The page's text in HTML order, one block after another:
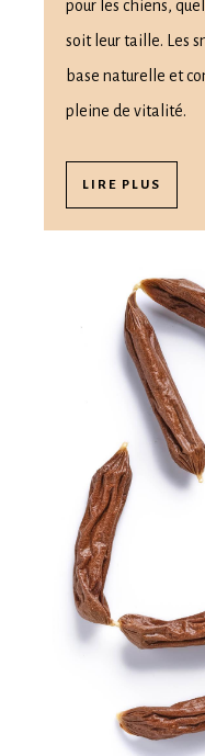
pour les chiens,
soit leur taille. Les
base naturelle et
pleine de vitalité.
LIRE PLUS